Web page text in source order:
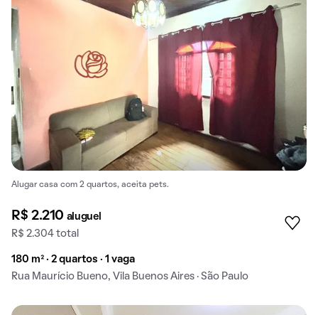
Alugar casa com 2 quartos, aceita pets.
R$ 2.210 aluguel
R$ 2.304 total
180 m² · 2 quartos · 1 vaga
Rua Maurício Bueno, Vila Buenos Aires · São Paulo